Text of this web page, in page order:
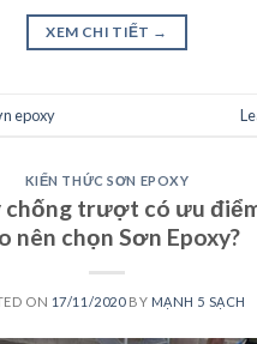
XEM CHI TIẾT →
epoxy
KIẾN THỨC SƠN EPOXY
chống trượt có ưu
nên chọn Sơn Epoxy?
ON 17/11/2020 BY MẠNH 5 SẠCH